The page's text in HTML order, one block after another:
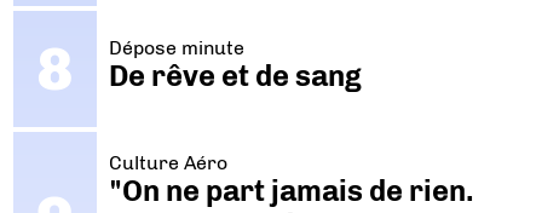
Dépose minute
De rêve et de sang
Culture Aéro
"On ne part jamais de rien.